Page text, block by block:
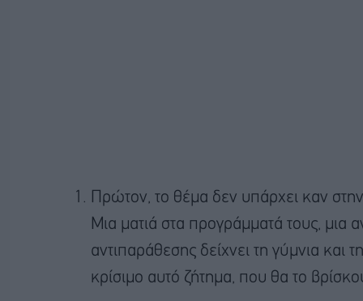
Πρώτον, το θέμα δεν υπάρχει καν
Μια ματιά στα προγράμματά τους, μια
αντιπαράθεσης δείχνει τη γύμνια και
κρίσιμο αυτό ζήτημα, που θα το